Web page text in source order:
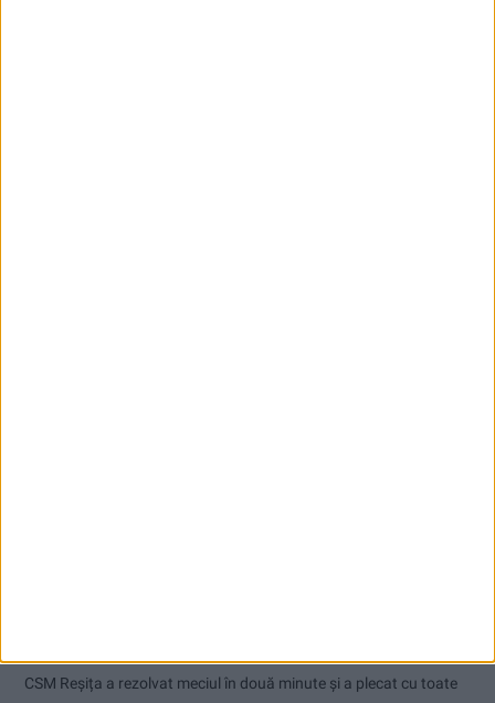
CSM Reșița a rezolvat meciul în două minute și a plecat cu toate